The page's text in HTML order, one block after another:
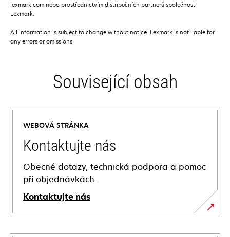
lexmark.com nebo prostřednictvím distribučních partnerů společnosti
Lexmark.
All information is subject to change without notice. Lexmark is not liable for
any errors or omissions.
Související obsah
WEBOVÁ STRÁNKA
Kontaktujte nás
Obecné dotazy, technická podpora a pomoc
při objednávkách.
Kontaktujte nás